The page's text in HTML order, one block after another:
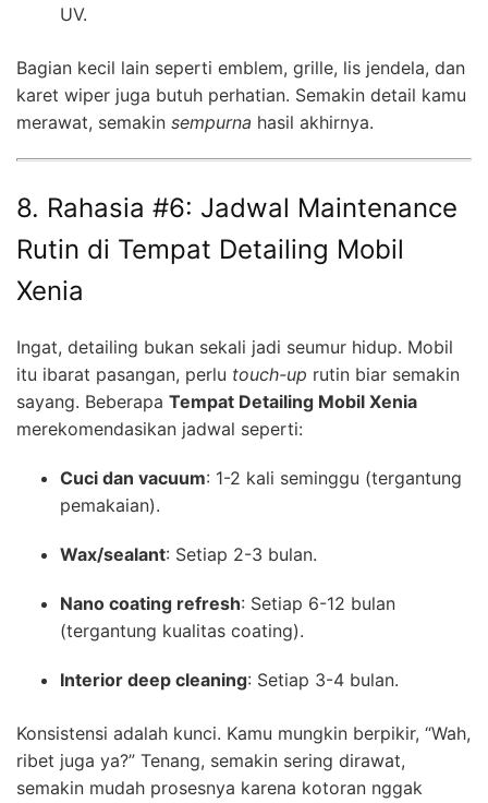
UV.
Bagian kecil lain seperti emblem, grille, lis jendela, dan
karet wiper juga butuh perhatian. Semakin detail kamu
merawat, semakin sempurna hasil akhirnya.
8. Rahasia #6: Jadwal Maintenance
Rutin di Tempat Detailing Mobil
Xenia
Ingat, detailing bukan sekali jadi seumur hidup. Mobil
itu ibarat pasangan, perlu touch-up rutin biar semakin
sayang. Beberapa Tempat Detailing Mobil Xenia
merekomendasikan jadwal seperti:
Cuci dan vacuum: 1-2 kali seminggu (tergantung
pemakaian).
Wax/sealant: Setiap 2-3 bulan.
Nano coating refresh: Setiap 6-12 bulan
(tergantung kualitas coating).
Interior deep cleaning: Setiap 3-4 bulan.
Konsistensi adalah kunci. Kamu mungkin berpikir, “Wah,
ribet juga ya?” Tenang, semakin sering dirawat,
semakin mudah prosesnya karena kotoran nggak